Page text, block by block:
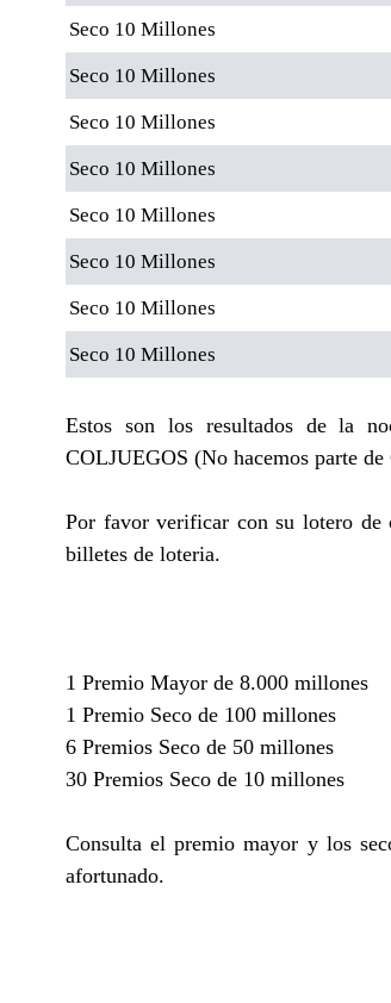
Seco 10 Millones
Seco 10 Millones
Seco 10 Millones
Seco 10 Millones
Seco 10 Millones
Seco 10 Millones
Seco 10 Millones
Seco 10 Millones
Estos son los resultados de la
COLJUEGOS (No hacemos parte
Por favor verificar con su lotero de
billetes de loteria.
1 Premio Mayor de 8.000 millones
1 Premio Seco de 100 millones
6 Premios Seco de 50 millones
30 Premios Seco de 10 millones
Consulta el premio mayor y los
afortunado.